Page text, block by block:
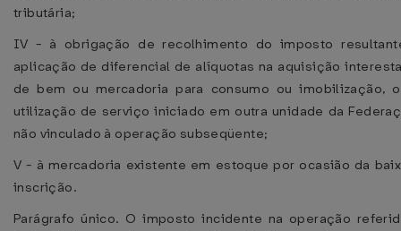
tributária;
IV - à obrigação de recolhimento do imposto
aplicação de diferencial de alíquotas na aquisição
de bem ou mercadoria para consumo ou imobilização,
utilização de serviço iniciado em outra unidade da
não vinculado à operação subseqüente;
V - à mercadoria existente em estoque por ocasião da
inscrição.
Parágrafo único. O imposto incidente na operação